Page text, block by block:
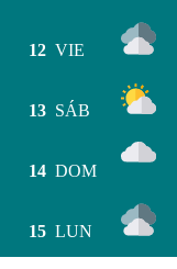
12 VIE
13 SÁB
14 DOM
15 LUN